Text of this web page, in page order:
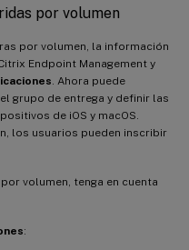
por volumen
por volumen, la información
Endpoint Management y
. Ahora puede
grupo de entrega y definir las
de iOS y macOS.
los usuarios pueden inscribir
volumen, tenga en cuenta
: